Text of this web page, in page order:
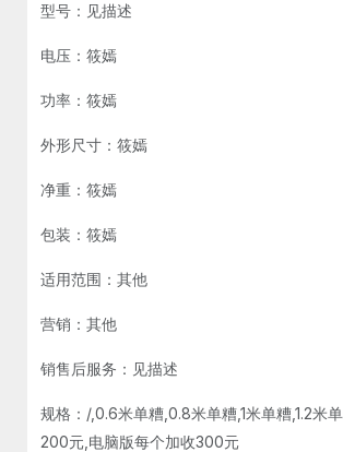
型号：见描述
电压：筱嫣
功率：筱嫣
外形尺寸：筱嫣
净重：筱嫣
包装：筱嫣
适用范围：其他
营销：其他
销售后服务：见描述
规格：/,0.6米单糟,0.8米单糟,1米单糟,1.2米
200元,电脑版每个加收300元